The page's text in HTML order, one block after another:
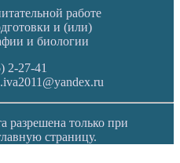
работе
и (или)
и биологии
2-27-41
разрешена только при
страницу.